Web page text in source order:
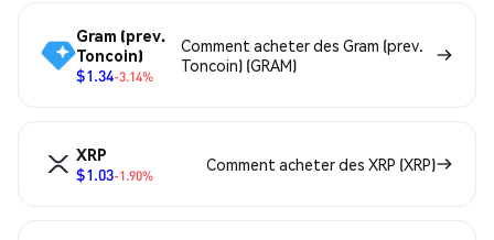
Gram (prev.
Toncoin)
$1.34-3.14%
Comment acheter des Gram (prev.
Toncoin) (GRAM)
XRP
$1.03-1.90%
Comment acheter des XRP (XRP)